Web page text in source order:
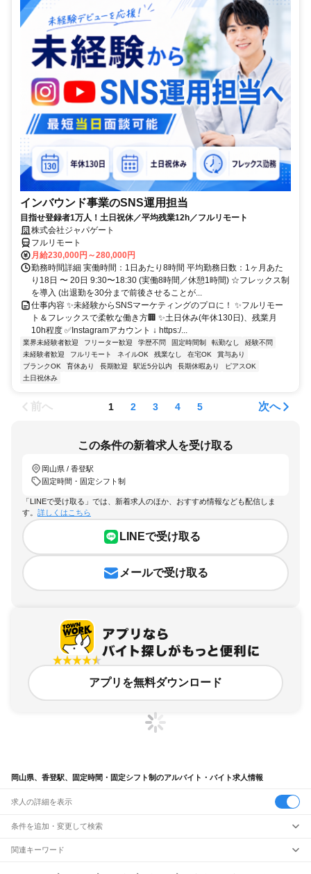
インバウンド事業のSNS運用担当
目指せ登録者1万人！土日祝休／平均残業12h／フルリモート
株式会社ジャパゲート
フルリモート
月給230,000円～280,000円
勤務時間詳細 実働時間：1日あたり8時間 平均勤務日数：1ヶ月あた
り18日 〜 20日 9:30〜18:30 (実働8時間／休憩1時間) ☆フレックス制
を導入 (出退勤を30分まで前後させることが...
仕事内容 ✨未経験からSNSマーケティングのプロに！ ✨フルリモー
ト＆フレックスで柔軟な働き方🏢 ✨土日休み(年休130日)、残業月
10h程度 ✅Instagramアカウント ↓ https:/...
業界未経験者歓迎 フリーター歓迎 学歴不問 固定時間制 転勤なし
経験不問
未経験者歓迎
フルリモート ネイルOK 残業なし 在宅OK
賞与あり
ブランクOK
育休あり 長期歓迎 駅近5分以内 長期休暇あり
ピアスOK
土日祝休み
前へ 1 2 3 4 5 次へ
この条件の新着求人を受け取る
岡山県 / 香登駅
固定時間・固定シフト制
「LINEで受け取る」では、新着求人のほか、おすすめ情報なども配信しま
す。 詳しくはこちら
LINEで受け取る
メールで受け取る
アプリを無料ダウンロード
岡山県、香登駅、固定時間・固定シフト制のアルバイト・バイト求人情報
求人の詳細を表示
条件を追加・変更して検索
市区町村を追加・変更
関連キーワード